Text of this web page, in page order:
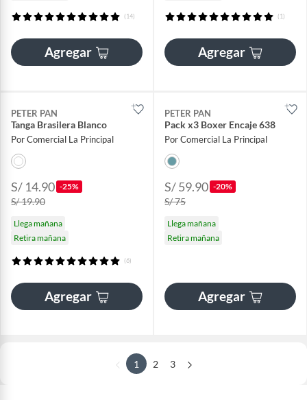
(14)
Agregar
(1)
Agregar
PETER PAN
Tanga Brasilera Blanco
Por Comercial La Principal
S/ 14.90 -25%
S/ 19.90
Llega mañana
Retira mañana
(6)
Agregar
PETER PAN
Pack x3 Boxer Encaje 638
Por Comercial La Principal
S/ 59.90 -20%
S/ 75
Llega mañana
Retira mañana
Agregar
1 2 3